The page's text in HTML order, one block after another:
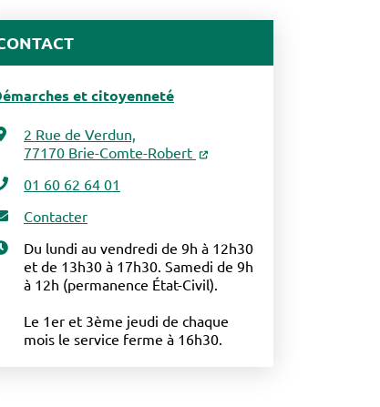
et citoyenneté
2 Rue de Verdun,
77170 Brie-Comte-Robert
01 60 62 64 01
Contacter
Du lundi au vendredi de 9h à 12h30
et de 13h30 à 17h30. Samedi de 9h
à 12h (permanence État-Civil).
Le 1er et 3ème jeudi de chaque
mois le service ferme à 16h30.